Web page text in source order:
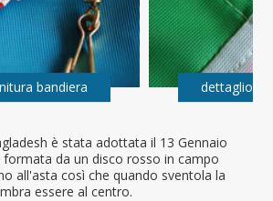
è stata adottata il 13 Gennaio
formata da un disco rosso in campo
all'asta così che quando sventola la
essere al centro.
bandiera dettaglio